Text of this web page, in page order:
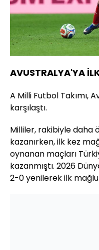
AVUSTRALYA'YA
A Milli Futbol Takımı,
karşılaştı.
Milliler, rakibiyle daha
kazanırken, ilk kez
oynanan maçları
kazanmıştı. 2026
2-0 yenilerek ilk